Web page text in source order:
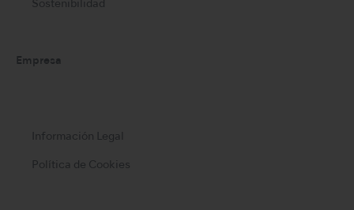
Sostenibilidad
Empresa
Información Legal
Política de Cookies